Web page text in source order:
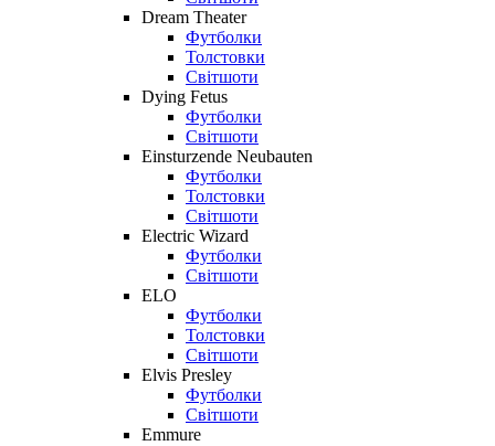
Dream Theater
Футболки
Толстовки
Світшоти
Dying Fetus
Футболки
Світшоти
Einsturzende Neubauten
Футболки
Толстовки
Світшоти
Electric Wizard
Футболки
Світшоти
ELO
Футболки
Толстовки
Світшоти
Elvis Presley
Футболки
Світшоти
Emmure